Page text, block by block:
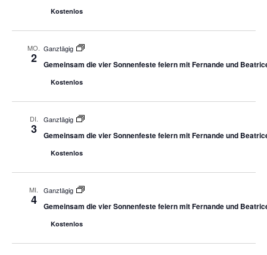
Kostenlos
MO.
2
Ganztägig
Gemeinsam die vier Sonnenfeste feiern mit Fernande und
Kostenlos
DI.
3
Ganztägig
Gemeinsam die vier Sonnenfeste feiern mit Fernande und
Kostenlos
MI.
4
Ganztägig
Gemeinsam die vier Sonnenfeste feiern mit Fernande und
Kostenlos